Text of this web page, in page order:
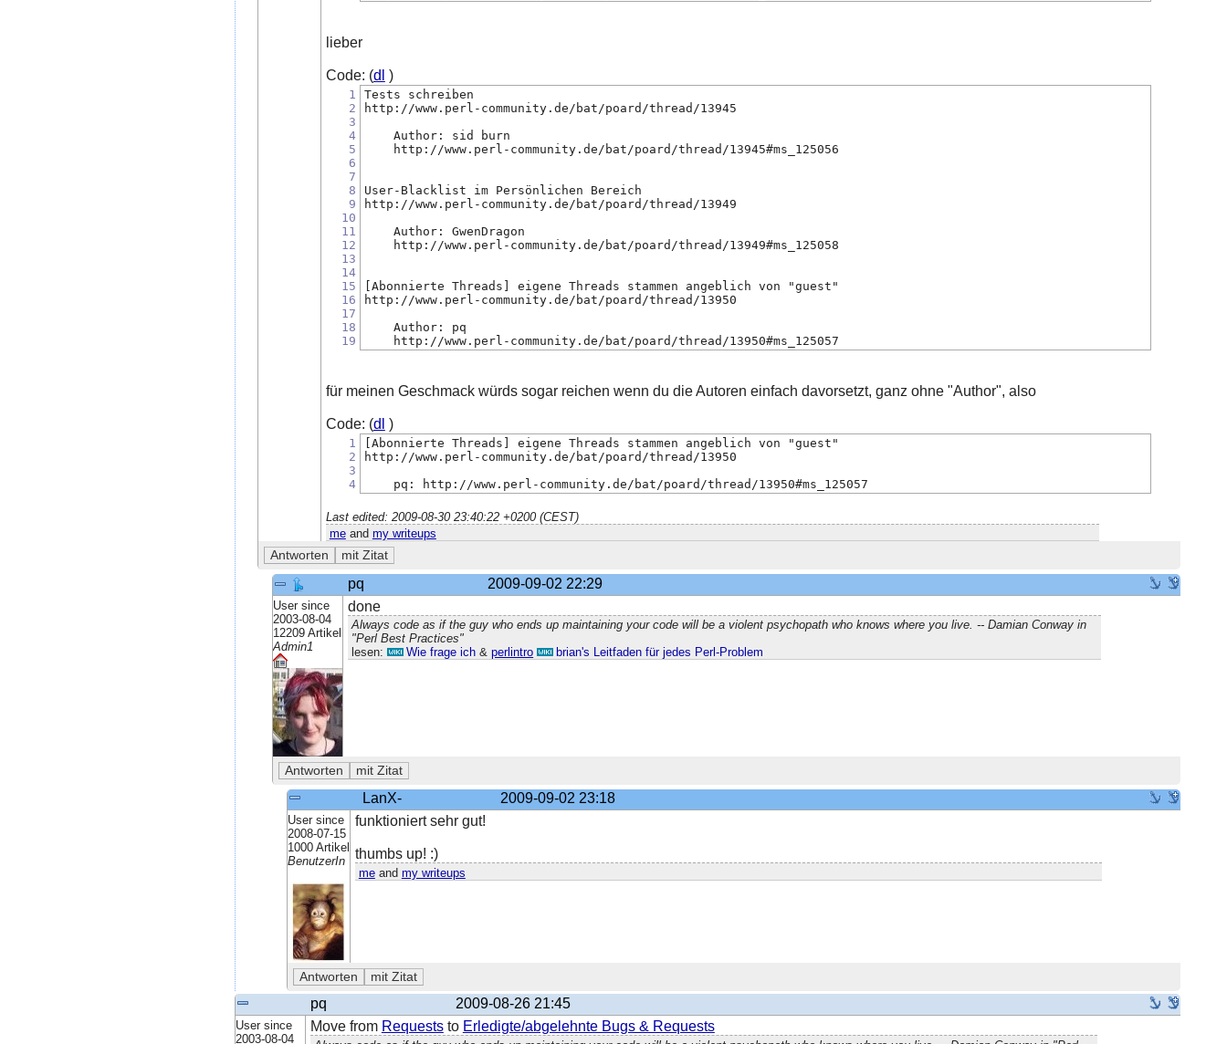
lieber
Code: (dl )
1
2
3
4
5
6
7
8
9
10
11
12
13
14
15
16
17
18
19
Tests schreiben
http://www.perl-community.de/bat/poard/thread/13945
    Author: sid burn
    http://www.perl-community.de/bat/poard/thread/13945#ms_125056
User-Blacklist im Persönlichen Bereich
http://www.perl-community.de/bat/poard/thread/13949
    Author: GwenDragon
    http://www.perl-community.de/bat/poard/thread/13949#ms_125058
[Abonnierte Threads] eigene Threads stammen angeblich von "guest"
http://www.perl-community.de/bat/poard/thread/13950
    Author: pq
    http://www.perl-community.de/bat/poard/thread/13950#ms_125057
für meinen Geschmack würds sogar reichen wenn du die Autoren einfach davorsetzt, ganz ohne "Author", also
Code: (dl )
1
2
3
4
[Abonnierte Threads] eigene Threads stammen angeblich von "guest"
http://www.perl-community.de/bat/poard/thread/13950
    pq: http://www.perl-community.de/bat/poard/thread/13950#ms_125057
Last edited: 2009-08-30 23:40:22 +0200 (CEST)
meand my writeups
pq 2009-09-02 22:29
User since
2003-08-04
12209 Artikel
Admin1
done
Always code as if the guy who ends up maintaining your code will be a violent psychopath who knows where you live. -- Damian Conway in
"Perl Best Practices"
lesen:
Wie frage ich &perlintro brian's Leitfaden für jedes Perl-Problem
LanX- 2009-09-02 23:18
User since
2008-07-15
1000 Artikel
BenutzerIn
funktioniert sehr gut!
thumbs up! :)
meand my writeups
pq 2009-08-26 21:45
User since
2003-08-04
Move from Requeststo Erledigte/abgelehnte Bugs & Requests